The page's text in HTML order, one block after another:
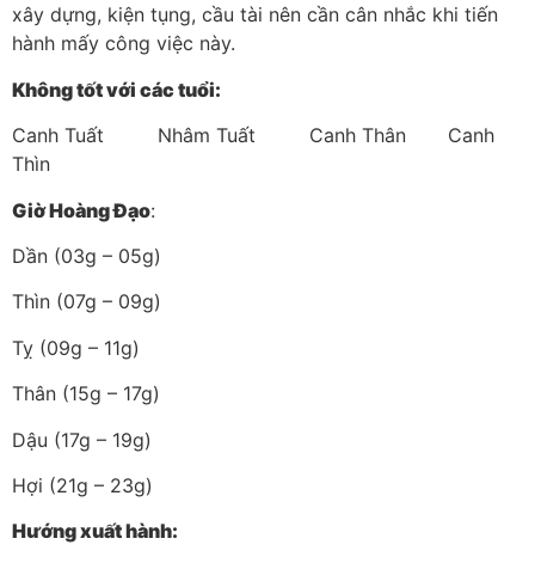
xây dựng, kiện tụng, cầu tài nên cần cân nhắc khi tiến
hành mấy công việc này.
Không tốt với các tuổi:
Canh Tuất Nhâm Tuất Canh Thân Canh
Thìn
Giờ Hoàng Đạo:
Dần (03g – 05g)
Thìn (07g – 09g)
Tỵ (09g – 11g)
Thân (15g – 17g)
Dậu (17g – 19g)
Hợi (21g – 23g)
Hướng xuất hành: